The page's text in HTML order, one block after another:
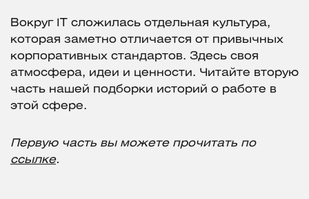
Вокруг IT сложилась отдельная культура,
которая заметно отличается от привычных
корпоративных стандартов. Здесь своя
атмосфера, идеи и ценности. Читайте вторую
часть нашей подборки историй о работе в
этой сфере.
Первую часть вы можете прочитать по
ссылке.